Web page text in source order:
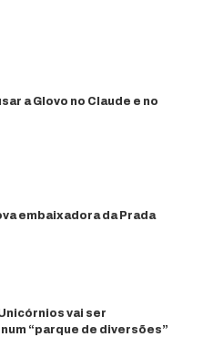
a Glovo no Claude e no
embaixadora da Prada
vai ser
“parque de diversões”